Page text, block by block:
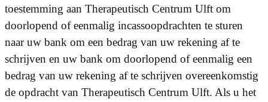
toestemming aan Therapeutisch Centrum Ulft om
doorlopend of eenmalig incassoopdrachten te sturen
naar uw bank om een bedrag van uw rekening af te
schrijven en uw bank om doorlopend of eenmalig een
bedrag van uw rekening af te schrijven overeenkomstig
de opdracht van Therapeutisch Centrum Ulft. Als u het